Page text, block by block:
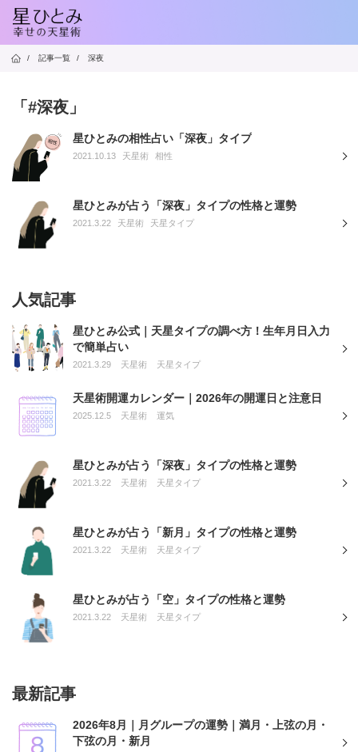
/ 記事一覧 / 深夜
「#深夜」
星ひとみの相性占い「深夜」タイプ
2021.10.13 天星術 相性
星ひとみが占う「深夜」タイプの性格と運勢
2021.3.22 天星術 天星タイプ
人気記事
星ひとみ公式｜天星タイプの調べ方！生年月日入力
で簡単占い
2021.3.29 天星術 天星タイプ
天星術開運カレンダー｜2026年の開運日と注意日
2025.12.5 天星術 運気
星ひとみが占う「深夜」タイプの性格と運勢
2021.3.22 天星術 天星タイプ
星ひとみが占う「新月」タイプの性格と運勢
2021.3.22 天星術 天星タイプ
星ひとみが占う「空」タイプの性格と運勢
2021.3.22 天星術 天星タイプ
最新記事
2026年8月｜月グループの運勢｜満月・上弦の月・
下弦の月・新月